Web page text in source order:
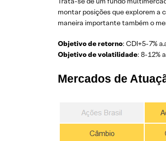
montar posições que explorem a
maneira importante também o
Objetivo de retorno: CDI+5-7%
Objetivo de volatilidade: 8-12%
Mercados de